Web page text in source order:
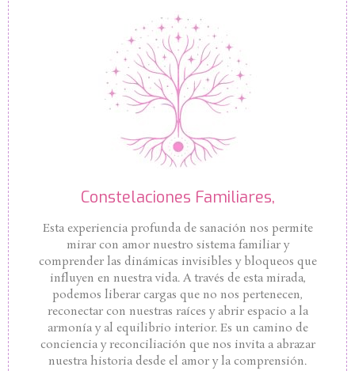
Constelaciones Familiares,
Esta experiencia profunda de sanación nos permite
mirar con amor nuestro sistema familiar y
comprender las dinámicas invisibles y bloqueos que
influyen en nuestra vida. A través de esta mirada,
podemos liberar cargas que no nos pertenecen,
reconectar con nuestras raíces y abrir espacio a la
armonía y al equilibrio interior. Es un camino de
conciencia y reconciliación que nos invita a abrazar
nuestra historia desde el amor y la comprensión.